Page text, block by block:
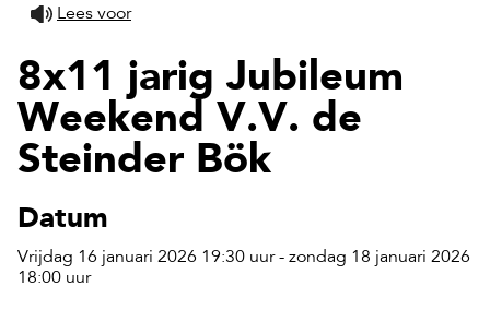
Lees voor
8x11 jarig Jubileum
Weekend V.V. de
Steinder Bök
Datum
Vrijdag 16 januari 2026 19:30 uur - zondag 18 januari 2026
18:00 uur